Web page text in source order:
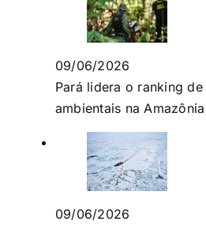
09/06/2026
Pará lidera o ranking de
ambientais na Amazônia
09/06/2026